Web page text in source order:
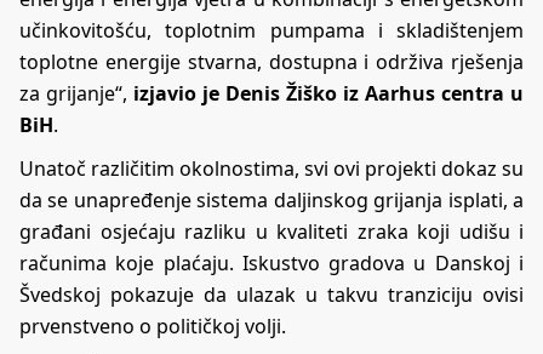
učinkovitošću, toplotnim pumpama i skladištenjem
toplotne energije stvarna, dostupna i održiva rješenja
za grijanje“, izjavio je Denis Žiško iz Aarhus centra u
BiH.
Unatoč različitim okolnostima, svi ovi projekti dokaz su
da se unapređenje sistema daljinskog grijanja isplati, a
građani osjećaju razliku u kvaliteti zraka koji udišu i
računima koje plaćaju. Iskustvo gradova u Danskoj i
Švedskoj pokazuje da ulazak u takvu tranziciju ovisi
prvenstveno o političkoj volji.